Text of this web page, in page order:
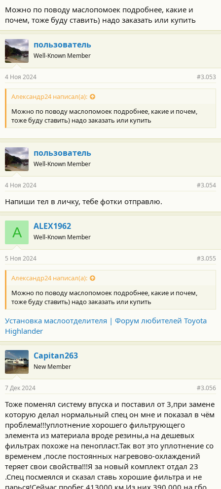
Можно по поводу маслопомоек подробнее, какие и
почем, тоже буду ставить) надо заказать или купить
пользователь
Well-Known Member
4 Ноя 2024 #3.053
Александр24 написал(а):
Можно по поводу маслопомоек подробнее, какие и почем,
тоже буду ставить) надо заказать или купить
пользователь
Well-Known Member
4 Ноя 2024 #3.054
Напиши тел в личку, тебе фотки отправлю.
A ALEX1962
Well-Known Member
5 Ноя 2024 #3.055
Александр24 написал(а):
Можно по поводу маслопомоек подробнее, какие и почем,
тоже буду ставить) надо заказать или купить
Установка маслоотделителя | Форум любителей Toyota
Highlander
Capitan263
New Member
7 Дек 2024 #3.056
Тоже поменял систему впуска и поставил от 3,при замене
которую делал нормальный спец он мне и показал в чём
проблема!!!уплотнение хорошего фильтрующего
элемента из материала вроде резины,а на дешевых
фильтрах похоже на пенопласт.Так вот это уплотнение со
временем ,после постоянных нагревово-охлаждений
теряет свои свойства!!!Я за новый комплект отдал 23
.Спец посмеялся и сказал ставь хорошие фильтра и не
парься!Сейчас пробег 413000 км.Из них 390 000 на гбо